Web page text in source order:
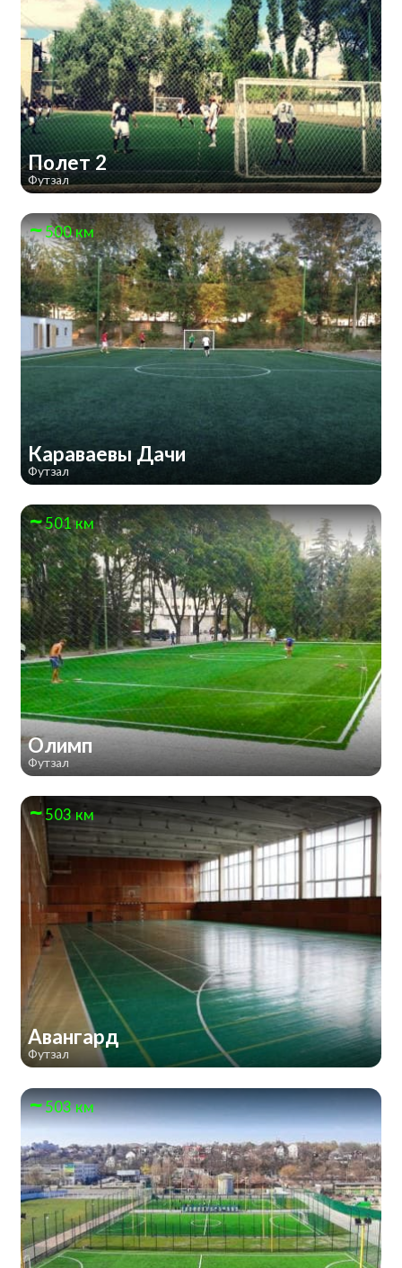
Полет 2
Футзал
500 км
Караваевы Дачи
Футзал
501 км
Олимп
Футзал
503 км
Авангард
Футзал
503 км